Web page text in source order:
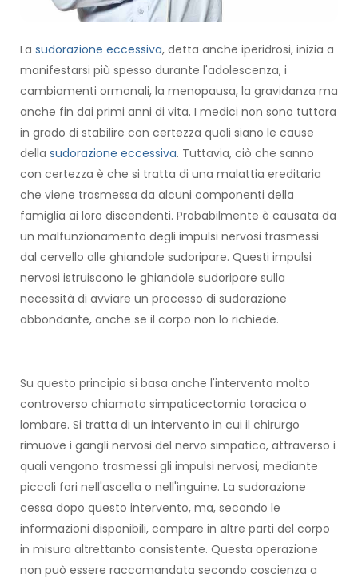
La sudorazione eccessiva, detta anche iperidrosi, inizia a
manifestarsi più spesso durante l'adolescenza, i
cambiamenti ormonali, la menopausa, la gravidanza ma
anche fin dai primi anni di vita. I medici non sono tuttora
in grado di stabilire con certezza quali siano le cause
della sudorazione eccessiva. Tuttavia, ciò che sanno
con certezza è che si tratta di una malattia ereditaria
che viene trasmessa da alcuni componenti della
famiglia ai loro discendenti. Probabilmente è causata da
un malfunzionamento degli impulsi nervosi trasmessi
dal cervello alle ghiandole sudoripare. Questi impulsi
nervosi istruiscono le ghiandole sudoripare sulla
necessità di avviare un processo di sudorazione
abbondante, anche se il corpo non lo richiede.
Su questo principio si basa anche l'intervento molto
controverso chiamato simpaticectomia toracica o
lombare. Si tratta di un intervento in cui il chirurgo
rimuove i gangli nervosi del nervo simpatico, attraverso i
quali vengono trasmessi gli impulsi nervosi, mediante
piccoli fori nell'ascella o nell'inguine. La sudorazione
cessa dopo questo intervento, ma, secondo le
informazioni disponibili, compare in altre parti del corpo
in misura altrettanto consistente. Questa operazione
non può essere raccomandata secondo coscienza a